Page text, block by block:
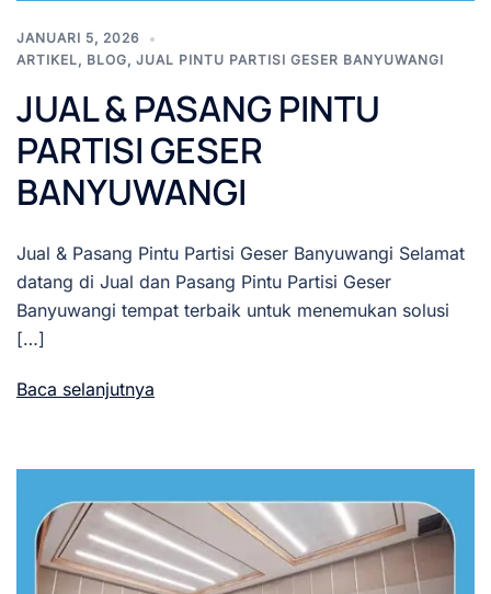
JANUARI 5, 2026
ARTIKEL, BLOG, JUAL PINTU PARTISI GESER BANYUWANGI
JUAL & PASANG PINTU
PARTISI GESER
BANYUWANGI
Jual & Pasang Pintu Partisi Geser Banyuwangi Selamat
datang di Jual dan Pasang Pintu Partisi Geser
Banyuwangi tempat terbaik untuk menemukan solusi
[…]
Baca selanjutnya